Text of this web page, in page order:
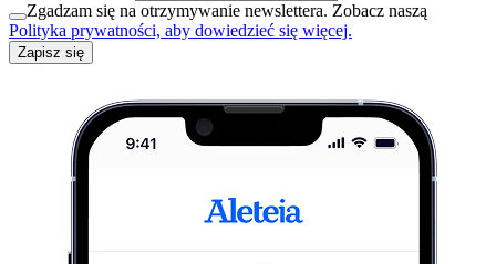
Zgadzam się na otrzymywanie newslettera. Zobacz naszą
Polityka prywatności, aby dowiedzieć się więcej.
Zapisz się